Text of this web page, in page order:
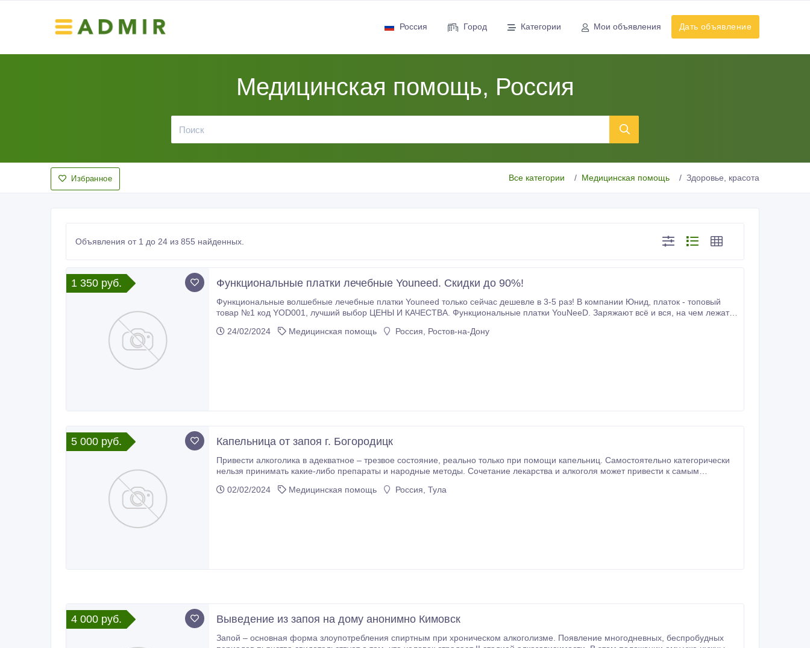
Россия Город Категории Мои объявления Дать объявление
Медицинская помощь, Россия
Избранное Все категории Медицинская помощь Здоровье, красота
Объявления от 1 до 24 из 855 найденных.
1 350 руб. Функциональные платки лечебные Youneed. Скидки до 90%!
Функциональные волшебные лечебные платки Youneed только сейчас дешевле в 3-5 раз! В компании Юнид, платок - топовый
товар №1 код YOD001, лучший выбор ЦЕНЫ И КАЧЕСТВА. Функциональные платки YouNeeD. Заряжают всё и вся, на чем лежат,
24/02/2024
Медицинская помощь Россия, Ростов-на-Дону
5 000 руб. Капельница от запоя г. Богородицк
Привести алкоголика в адекватное – трезвое состояние, реально только при помощи капельниц. Самостоятельно категорически
нельзя принимать какие-либо препараты и народные методы. Сочетание лекарства и алкоголя может привести к самым
составом.
02/02/2024 Медицинская помощь Россия, Тула
4 000 руб. Выведение из запоя на дому анонимно Кимовск
Запой – основная форма злоупотребления спиртным при хроническом алкоголизме. Появление многодневных, беспробудных